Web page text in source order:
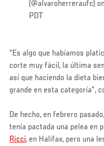
(@alvaroherreraufc)
PDT
“Es algo que habíamos
corte muy fácil, la última
así que haciendo la dieta
grande en esta categoría”,
De hecho, en febrero
tenía pactada una pelea en
Ricci, en Halifax, pero una